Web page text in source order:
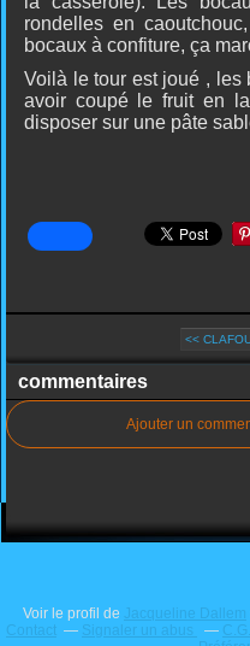
rondelles en
bocaux à confiture, ça
Voilà le tour est joué , les
avoir coupé le fruit en
disposer sur une pâte
<<
commentaires
Ajouter un
Voir le profil de Jacqueline Dallem
Contact
Signaler un abus